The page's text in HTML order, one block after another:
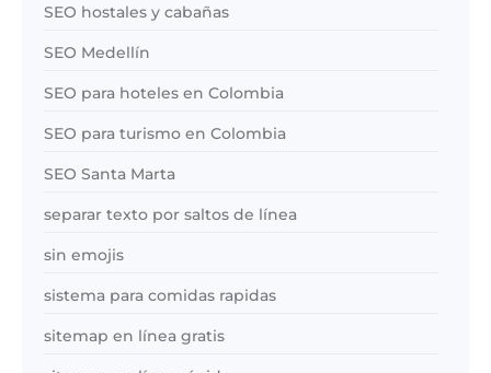
SEO hostales y cabañas
SEO Medellín
SEO para hoteles en Colombia
SEO para turismo en Colombia
SEO Santa Marta
separar texto por saltos de línea
sin emojis
sistema para comidas rapidas
sitemap en línea gratis